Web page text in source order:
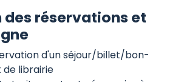
des réservations et
d'un séjour/billet/bon-
librairie